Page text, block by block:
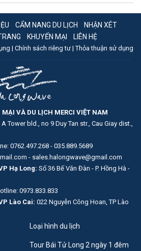
CẨM NANG DU LỊCH
NHẬN XÉT
KHUYẾN MẠI LIÊN HỆ
| Chính sách riêng tư |Thỏa thuận sử dụng
VÀ DU LỊCH MERCI VIỆT NAM
A Tower bld., no 9 Duy Tan str., Cau Giay dist.,
0762.497.268 - 035.889.5689
- sales.halongwave@gmail.com
Hạ Long: Số 36 Bế Văn Đàn - P. Hồng Hà -
Lào Cai: 022 Nguyễn Công Hoan, TP Lào
Loại hình du lịch
Tour Bái Tử Long 2 ngày 1 đêm